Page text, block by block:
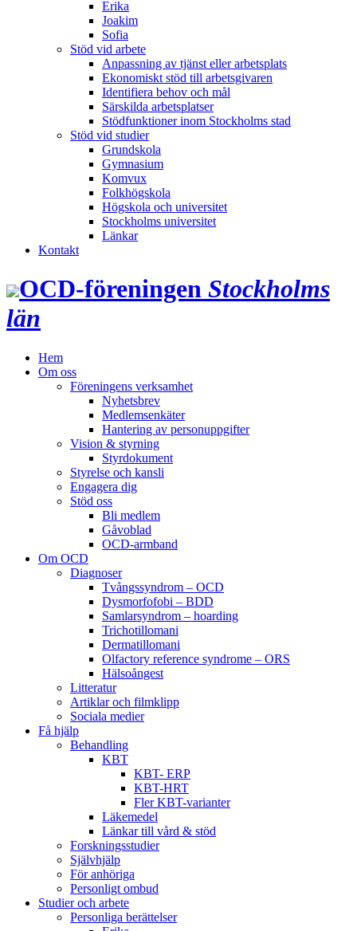
Erika
Joakim
Sofia
Stöd vid arbete
Anpassning av tjänst eller arbetsplats
Ekonomiskt stöd till arbetsgivaren
Identifiera behov och mål
Särskilda arbetsplatser
Stödfunktioner inom Stockholms stad
Stöd vid studier
Grundskola
Gymnasium
Komvux
Folkhögskola
Högskola och universitet
Stockholms universitet
Länkar
Kontakt
OCD‑föreningen Stockholms
län
Hem
Om oss
Föreningens verksamhet
Nyhetsbrev
Medlemsenkäter
Hantering av personuppgifter
Vision & styrning
Styrdokument
Styrelse och kansli
Engagera dig
Stöd oss
Bli medlem
Gåvoblad
OCD-armband
Om OCD
Diagnoser
Tvångssyndrom – OCD
Dysmorfofobi – BDD
Samlarsyndrom – hoarding
Trichotillomani
Dermatillomani
Olfactory reference syndrome – ORS
Hälsoångest
Litteratur
Artiklar och filmklipp
Sociala medier
Få hjälp
Behandling
KBT
KBT- ERP
KBT-HRT
Fler KBT-varianter
Läkemedel
Länkar till vård & stöd
Forskningsstudier
Självhjälp
För anhöriga
Personligt ombud
Studier och arbete
Personliga berättelser